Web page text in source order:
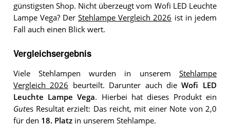
günstigsten Shop. Nicht überzeugt vom Wofi LED Leuchte
Lampe Vega? DerStehlampe Vergleich 2026 ist in jedem
Fall auch einen Blick wert.
Vergleichsergebnis
Viele Stehlampen wurden in unserem Stehlampe
Vergleich 2026 beurteilt. Darunter auch dieWofi LED
Leuchte Lampe Vega. Hierbei hat dieses Produkt ein
Gutes Resultat erzielt: Das reicht, mit einer Note von 2,0
für den 18. Platzin unserem Stehlampe.